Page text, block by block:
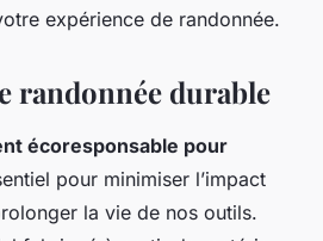
expérience de randonnée.
randonnée durable
écoresponsable pour
pour minimiser l’impact
la vie de nos outils.